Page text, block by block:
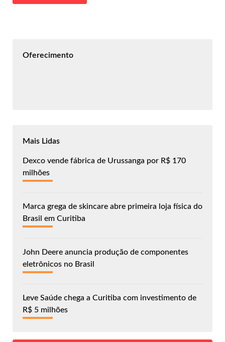
Oferecimento
Mais Lidas
Dexco vende fábrica de Urussanga por R$ 170
milhões
Marca grega de skincare abre primeira loja física do
Brasil em Curitiba
John Deere anuncia produção de componentes
eletrônicos no Brasil
Leve Saúde chega a Curitiba com investimento de
R$ 5 milhões